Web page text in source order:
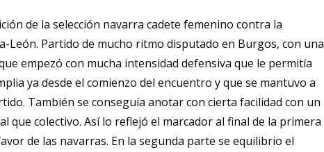
de la selección navarra cadete femenino contra la
León. Partido de mucho ritmo disputado en Burgos, con una
empezó con mucha intensidad defensiva que le permitía
ya desde el comienzo del encuentro y que se mantuvo a
También se conseguía anotar con cierta facilidad con un
que colectivo. Así lo reflejó el marcador al final de la primera
de las navarras. En la segunda parte se equilibrio el